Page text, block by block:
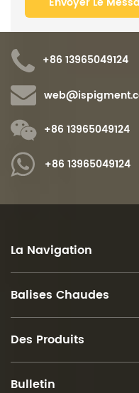
+86 13965049124
+86 13965049124
+86 13965049124
La Navigation
Balises Chaudes
Des Produits
Bulletin